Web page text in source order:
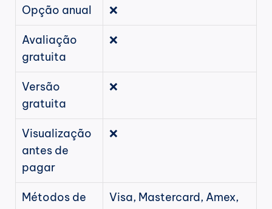
Opção anual ❌
Avaliação
gratuita
❌
Versão
gratuita
❌
Visualização
antes de
pagar
❌
Métodos de
Visa, Mastercard, Amex,